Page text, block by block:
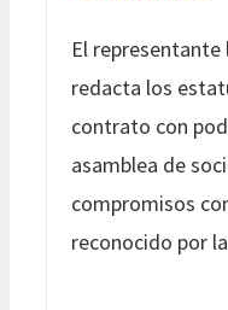
El representante
redacta los
contrato con
asamblea de
compromisos
reconocido por